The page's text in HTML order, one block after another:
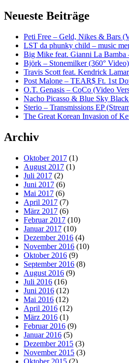
Neueste Beiträge
Peti Free – Geld, Nikes & Bars
LST da phunky child – music
Big Mike feat. Gianni La
Björk – Stonemilker (360° Video)
Travis Scott feat. Kendrick
Post Malone – TEAR$ Ft. 1st
O.T. Genasis – CoCo (Video
Nacho Picasso & Blue Sky
Sterio – Transmissions EP
The Great Korean Invasion of
Archiv
Oktober 2017 (1)
August 2017 (1)
Juli 2017 (2)
Juni 2017 (6)
Mai 2017 (6)
April 2017 (7)
März 2017 (6)
Februar 2017 (10)
Januar 2017 (10)
Dezember 2016 (4)
November 2016 (10)
Oktober 2016 (9)
September 2016 (8)
August 2016 (9)
Juli 2016 (16)
Juni 2016 (12)
Mai 2016 (12)
April 2016 (12)
März 2016 (1)
Februar 2016 (9)
Januar 2016 (5)
Dezember 2015 (3)
November 2015 (3)
Oktober 2015 (2)